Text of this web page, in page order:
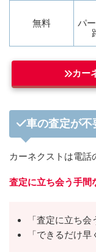
無料
パ
カー
車の査定が不
カーネクストは電話
査定に立ち会う手間
「査定に立ち会
「できるだけ早